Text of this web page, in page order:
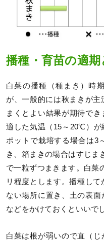
播種・育苗の適
白菜の播種（種まき）時
が、一般的には秋まきが
まくとよい結果が期待で
適した気温（15～20℃）が
ポットで栽培する場合は3
き、箱まきの場合はすじま
で一粒ずつまきます。白菜
リ程度とします。播種し
ない場所に置き、土の表
などをかけておくといいで
白菜は根が弱いので直（